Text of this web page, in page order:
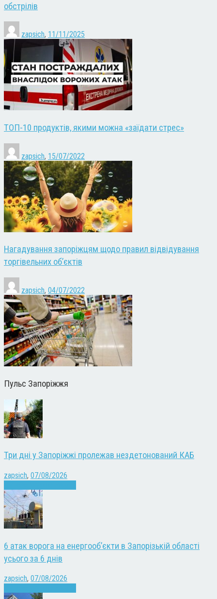
обстрілів
zapsich, 11/11/2025
ТОП-10 продуктів, якими можна «заїдати стрес»
zapsich, 15/07/2022
Нагадування запоріжцям щодо правил відвідування
торгівельних об’єктів
zapsich, 04/07/2022
Пульс Запоріжжя
Три дні у Запоріжжі пролежав нездетонований КАБ
zapsich, 07/08/2026
6 атак ворога на енергооб’єкти в Запорізькій області
усього за 6 днів
zapsich, 07/08/2026